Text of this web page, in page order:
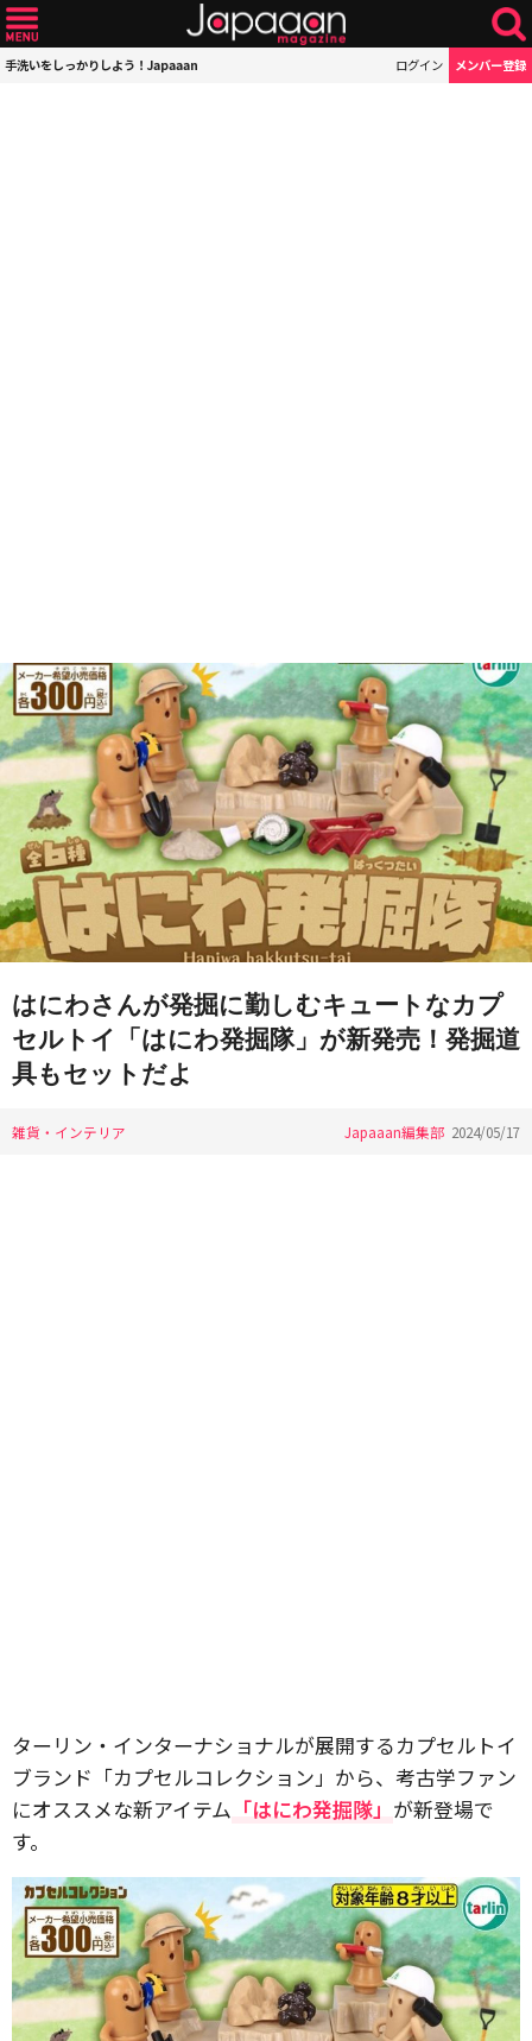
手洗いをしっかりしよう！Japaaan ログイン メンバー登録
はにわさんが発掘に勤しむキュートなカプ
セルトイ「はにわ発掘隊」が新発売！発掘道
具もセットだよ
雑貨・インテリア Japaaan編集部 2024/05/17
ターリン・インターナショナルが展開するカプセルトイ
ブランド「カプセルコレクション」から、考古学ファン
にオススメな新アイテム 「はにわ発掘隊」 が新登場で
す。